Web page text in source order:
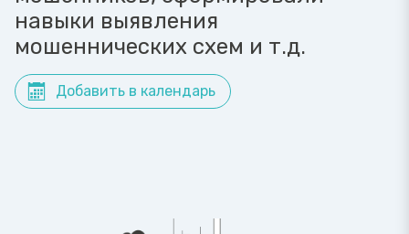
навыки выявления
мошеннических схем и т.д.
Добавить в календарь